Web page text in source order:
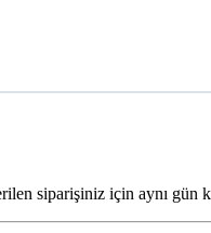
siparişiniz için aynı gün